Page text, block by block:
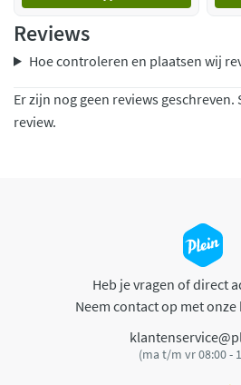
Reviews
Hoe controleren en plaatsen wij
Er zijn nog geen reviews geschreven.
review.
Heb je vragen of direct
Neem contact op met
(ma t/m vr 08:00 -